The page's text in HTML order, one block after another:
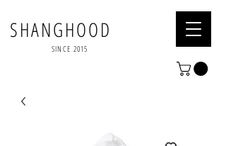
SHANGHOOD
SINCE 2015